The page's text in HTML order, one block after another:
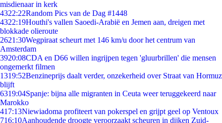
misdienaar in kerk
4322:22Random Pics van de Dag #1448
4322:19Houthi's vallen Saoedi-Arabië en Jemen aan, dreigen met
blokkade olieroute
2621:30Wegpiraat scheurt met 146 km/u door het centrum van
Amsterdam
3920:08CDA en D66 willen ingrijpen tegen 'gluurbrillen' die mensen
ongemerkt filmen
1319:52Benzineprijs daalt verder, onzekerheid over Straat van Hormuz
blijft
6319:04Spanje: bijna alle migranten in Ceuta weer teruggekeerd naar
Marokko
417:13Niewiadoma profiteert van pokerspel en grijpt geel op Ventoux
716:10Aanhoudende droogte veroorzaakt scheuren in dijken Zuid-